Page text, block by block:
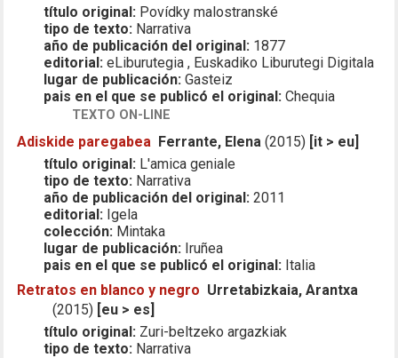
título original: Povídky malostranské
tipo de texto: Narrativa
año de publicación del original: 1877
editorial: eLiburutegia , Euskadiko Liburutegi Digitala
lugar de publicación: Gasteiz
pais en el que se publicó el original: Chequia
TEXTO ON-LINE
Adiskide paregabea Ferrante, Elena (2015) [it > eu]
título original: L'amica geniale
tipo de texto: Narrativa
año de publicación del original: 2011
editorial: Igela
colección: Mintaka
lugar de publicación: Iruñea
pais en el que se publicó el original: Italia
Retratos en blanco y negro Urretabizkaia, Arantxa
(2015) [eu > es]
título original: Zuri-beltzeko argazkiak
tipo de texto: Narrativa